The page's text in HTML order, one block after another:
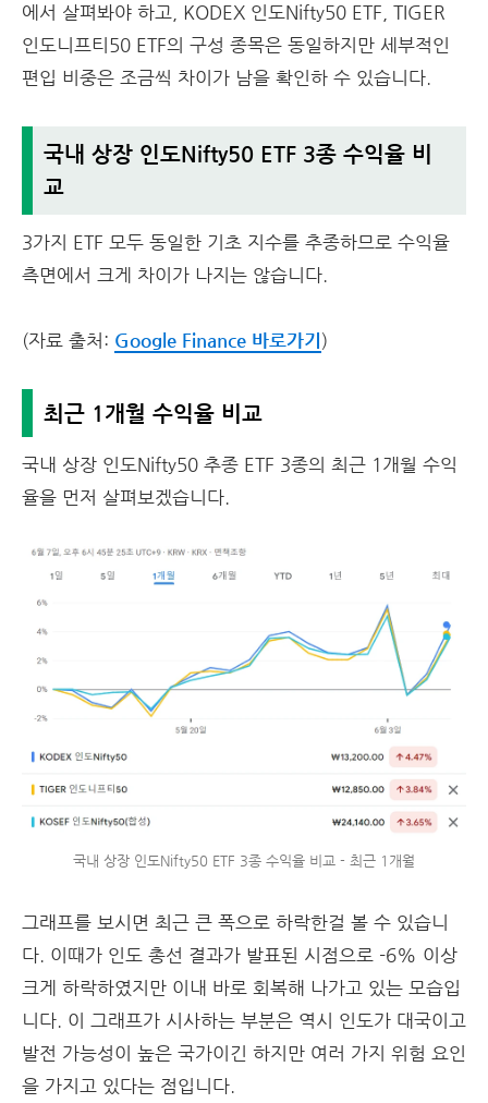
에서 살펴봐야 하고, KODEX 인도Nifty50 ETF, TIGER
인도니프티50 ETF의 구성 종목은 동일하지만 세부적인
편입 비중은 조금씩 차이가 남을 확인하 수 있습니다.
국내 상장 인도Nifty50 ETF 3종 수익율 비
교
3가지 ETF 모두 동일한 기초 지수를 추종하므로 수익율
측면에서 크게 차이가 나지는 않습니다.
(자료 출처: Google Finance 바로가기)
최근 1개월 수익율 비교
국내 상장 인도Nifty50 추종 ETF 3종의 최근 1개월 수익
율을 먼저 살펴보겠습니다.
국내 상장 인도Nifty50 ETF 3종 수익율 비교 - 최근 1개월
그래프를 보시면 최근 큰 폭으로 하락한걸 볼 수 있습니
다. 이때가 인도 총선 결과가 발표된 시점으로 -6% 이상
크게 하락하였지만 이내 바로 회복해 나가고 있는 모습입
니다. 이 그래프가 시사하는 부분은 역시 인도가 대국이고
발전 가능성이 높은 국가이긴 하지만 여러 가지 위험 요인
을 가지고 있다는 점입니다.